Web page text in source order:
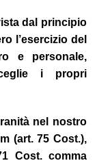
dal principio
l’esercizio del
e personale,
i propri
nel nostro
(art. 75 Cost.),
Cost. comma